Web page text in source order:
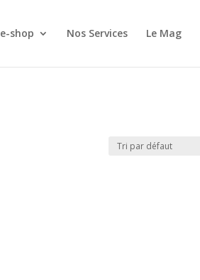
e-shop Nos Services Le Mag